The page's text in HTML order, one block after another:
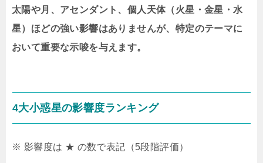
太陽や月、アセンダント、個人天体（火星・金星・水
星）ほどの強い影響はありませんが、特定のテーマに
おいて重要な示唆を与えます。
4大小惑星の影響度ランキング
※ 影響度は ★ の数で表記（5段階評価）